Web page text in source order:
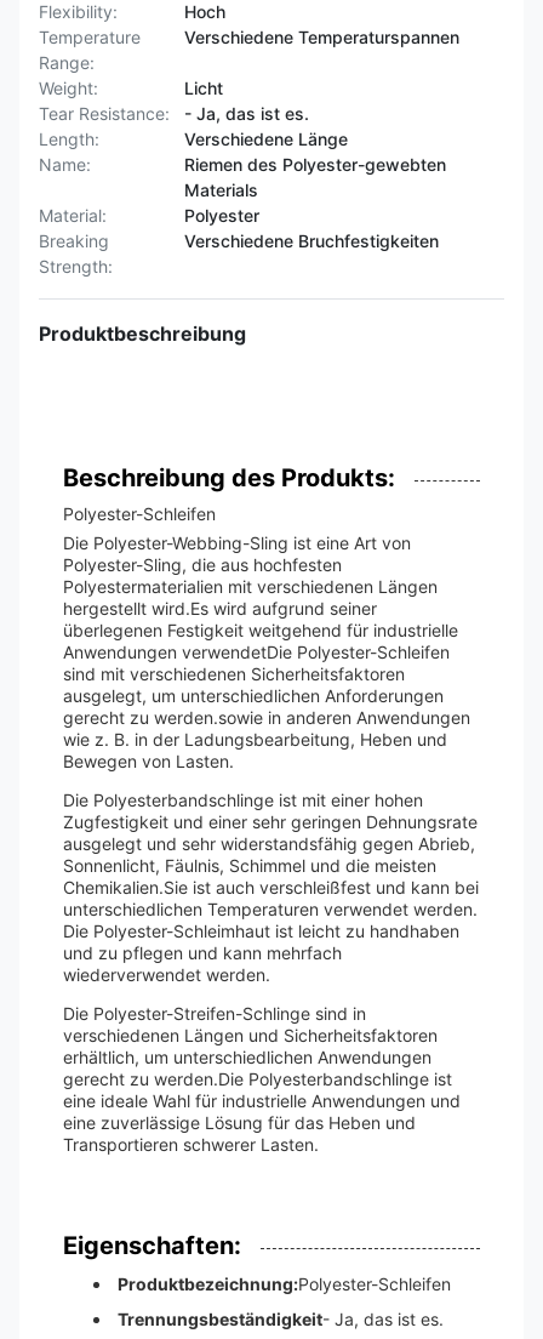
Flexibility:
Hoch
Temperature
Range:
Verschiedene Temperaturspannen
Weight:
Licht
Tear Resistance:
- Ja, das ist es.
Length:
Verschiedene Länge
Name:
Riemen des Polyester-gewebten
Materials
Material:
Polyester
Breaking
Strength:
Verschiedene Bruchfestigkeiten
Produktbeschreibung
Beschreibung des Produkts:
Polyester-Schleifen
Die Polyester-Webbing-Sling ist eine Art von
Polyester-Sling, die aus hochfesten
Polyestermaterialien mit verschiedenen Längen
hergestellt wird.Es wird aufgrund seiner
überlegenen Festigkeit weitgehend für industrielle
Anwendungen verwendetDie Polyester-Schleifen
sind mit verschiedenen Sicherheitsfaktoren
ausgelegt, um unterschiedlichen Anforderungen
gerecht zu werden.sowie in anderen Anwendungen
wie z. B. in der Ladungsbearbeitung, Heben und
Bewegen von Lasten.
Die Polyesterbandschlinge ist mit einer hohen
Zugfestigkeit und einer sehr geringen Dehnungsrate
ausgelegt und sehr widerstandsfähig gegen Abrieb,
Sonnenlicht, Fäulnis, Schimmel und die meisten
Chemikalien.Sie ist auch verschleißfest und kann bei
unterschiedlichen Temperaturen verwendet werden.
Die Polyester-Schleimhaut ist leicht zu handhaben
und zu pflegen und kann mehrfach
wiederverwendet werden.
Die Polyester-Streifen-Schlinge sind in
verschiedenen Längen und Sicherheitsfaktoren
erhältlich, um unterschiedlichen Anwendungen
gerecht zu werden.Die Polyesterbandschlinge ist
eine ideale Wahl für industrielle Anwendungen und
eine zuverlässige Lösung für das Heben und
Transportieren schwerer Lasten.
Eigenschaften:
Produktbezeichnung:Polyester-Schleifen
Trennungsbeständigkeit- Ja, das ist es.